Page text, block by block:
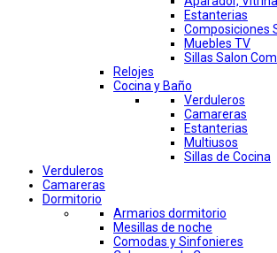
Estanterias
Composiciones
Muebles TV
Sillas Salon
Relojes
Cocina y Baño
Verduleros
Camareras
Estanterias
Multiusos
Sillas de Cocina
Verduleros
Camareras
Dormitorio
Armarios dormitorio
Mesillas de noche
Comodas y Sinfonieres